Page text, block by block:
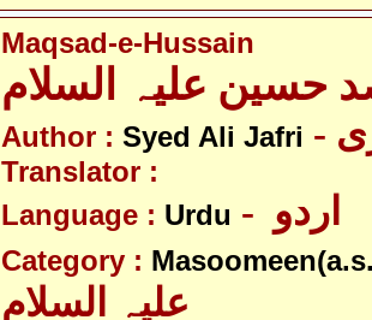
Maqsad-e-Hussain
حسین علیہ السلام
Author : Syed Ali Jafri
Translator :
Language : Urdu
Category :